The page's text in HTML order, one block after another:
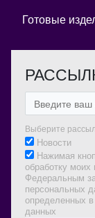
Готовые
Выберите
Новости
Нажимая
обработку
Федеральным
персональных
определенных
данных